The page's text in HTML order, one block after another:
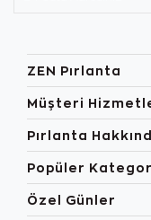
ZEN Pırlanta
Müşteri
Pırlanta
Popüler
Özel Günler